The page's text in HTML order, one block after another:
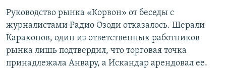
Руководство рынка «Корвон» от беседы с
журналистами Радио Озоди отказалось. Шерали
Карахонов, один из ответственных работников
рынка лишь подтвердил, что торговая точка
принадлежала Анвару, а Искандар арендовал ее.